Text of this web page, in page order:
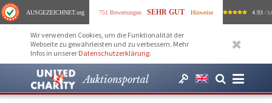
AUSGEZEICHNET.org 751 Bewertungen SEHR GUT Hinweise 4.93 /
Wir verwenden Cookies, um die Funktionalität der
Webseite zu gewährleisten und zu verbessern. Mehr
Infos in unserer Datenschutzerklärung.
Auktionsportal